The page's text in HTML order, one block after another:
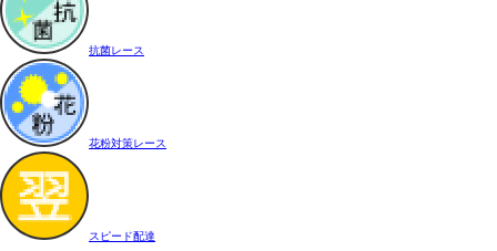
抗菌レース
花粉対策レース
スピード配達